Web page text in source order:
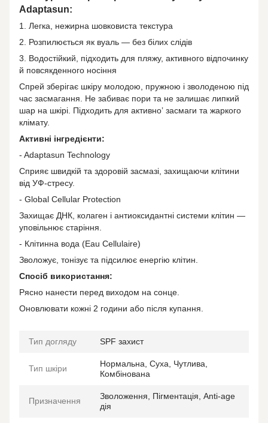
Adaptasun:
1. Легка, нежирна шовковиста текстура
2. Розпилюється як вуаль — без білих слідів
3. Водостійкий, підходить для пляжу, активного відпочинку
й повсякденного носіння
Спрей зберігає шкіру молодою, пружною і зволоденою під
час засмагання. Не забиває пори та не залишає липкий
шар на шкірі. Підходить для активноʼ засмаги та жаркого
клімату.
Активні інгредієнти:
- Adaptasun Technology
Сприяє швидкій та здоровій засмазі, захищаючи клітини
від УФ-стресу.
- Global Cellular Protection
Захищає ДНК, колаген і антиоксидантні системи клітин —
уповільнює старіння.
- Клітинна вода (Eau Cellulaire)
Зволожує, тонізує та підсилює енергію клітин.
Спосіб використання:
Рясно нанести перед виходом на сонце.
Оновлювати кожні 2 години або після купання.
Тип догляду SPF захист
Тип шкіри
Нормальна, Суха, Чутлива,
Комбінована
Призначення
Зволоження, Пігментація, Anti-age
дія